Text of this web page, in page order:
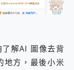
解AI 圖像去背
方，最後小米